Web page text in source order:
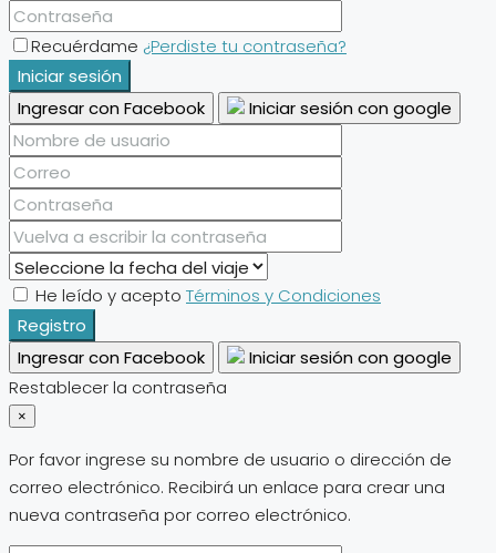
Recuérdame ¿Perdiste tu contraseña?
Iniciar sesión
Ingresar con Facebook
Iniciar sesión con google
He leído y acepto Términos y Condiciones
Registro
Ingresar con Facebook
Iniciar sesión con google
Restablecer la contraseña
×
Por favor ingrese su nombre de usuario o dirección de
correo electrónico. Recibirá un enlace para crear una
nueva contraseña por correo electrónico.